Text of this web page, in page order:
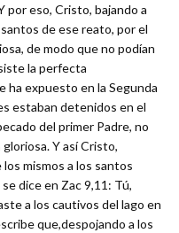
por eso, Cristo, bajando a
de ese reato, por el
de modo que no podían
la perfecta
ha expuesto en la Segunda
estaban detenidos en el
del primer Padre, no
Y así Cristo,
mismos a los santos
dice en Zac 9,11: Tú,
a los cautivos del lago en
que,despojando a los